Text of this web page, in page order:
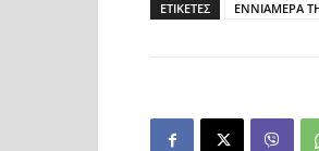
ΕΤΙΚΕΤΕΣ ΕΝΝΙΑΜΕΡΑ